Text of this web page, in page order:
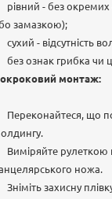
рівний - без
замазкою);
сухий - відсутність
без ознак грибка чи
монтаж:
Переконайтеся, що
Виміряйте рулеткою
ножа.
Зніміть захисну